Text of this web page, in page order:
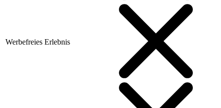
Werbefreies Erlebnis